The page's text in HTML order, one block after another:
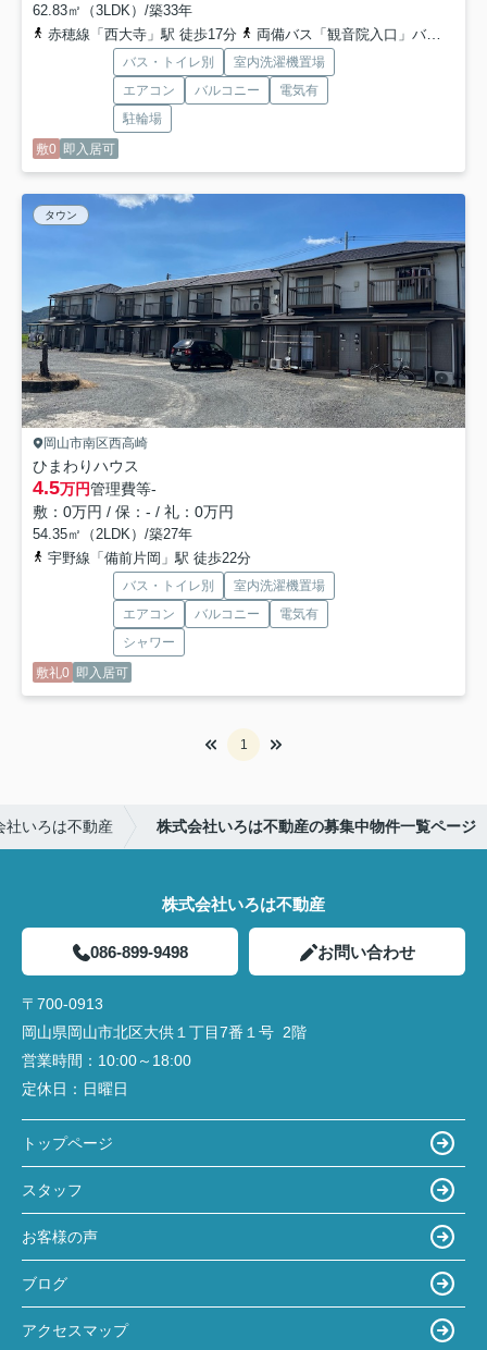
62.83㎡（3LDK）/築33年
赤穂線「西大寺」駅 徒歩17分
両備バス「観音院入口」バス停下車 徒歩5分
バス・トイレ別
室内洗濯機置場
エアコン
バルコニー
電気有
駐輪場
敷0 即入居可
タウン
岡山市南区西高崎
ひまわりハウス
4.5万円管理費等-
敷：0万円 / 保：- / 礼：0万円
54.35㎡（2LDK）/築27年
宇野線「備前片岡」駅 徒歩22分
バス・トイレ別
室内洗濯機置場
エアコン
バルコニー
電気有
シャワー
敷礼0 即入居可
1
社いろは不動産 株式会社いろは不動産の募集中物件一覧ページ
株式会社いろは不動産
086-899-9498 お問い合わせ
〒700-0913
岡山県岡山市北区大供１丁目7番１号 2階
営業時間： 10:00～18:00
定休日： 日曜日
トップページ
スタッフ
お客様の声
ブログ
アクセスマップ